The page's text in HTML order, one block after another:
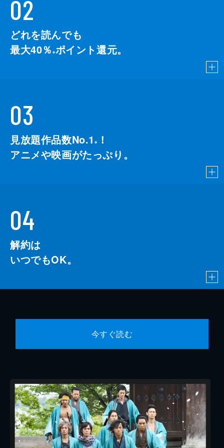
02
どれを読んでも
最大40％ ※ポイント還元。
03
見放題作品数No.1 ※
！
アニメや映画がたっぷり。
04
解約は
いつでもOK。
今すぐ読む